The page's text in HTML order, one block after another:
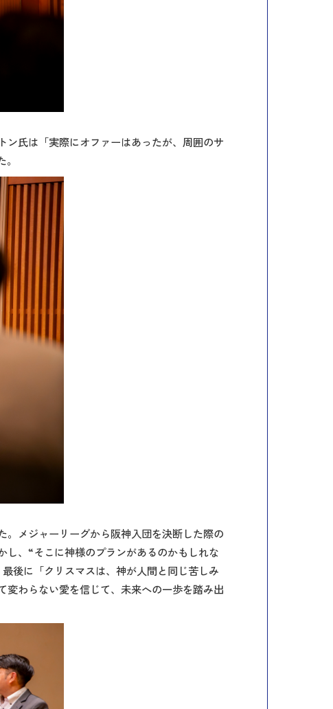
氏は「実際にオファーはあったが、周囲のサ
メジャーリーグから阪神入団を決断した際の
、“そこに神様のプランがあるのかもしれな
後に「クリスマスは、神が人間と同じ苦しみ
わらない愛を信じて、未来への一歩を踏み出